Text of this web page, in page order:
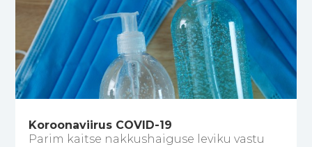
Koroonaviirus COVID-19
Parim kaitse nakkushaiguse leviku vastu